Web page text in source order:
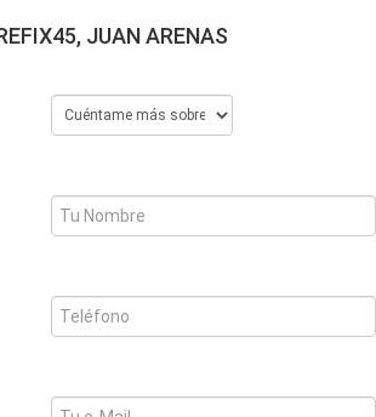
JUAN ARENAS